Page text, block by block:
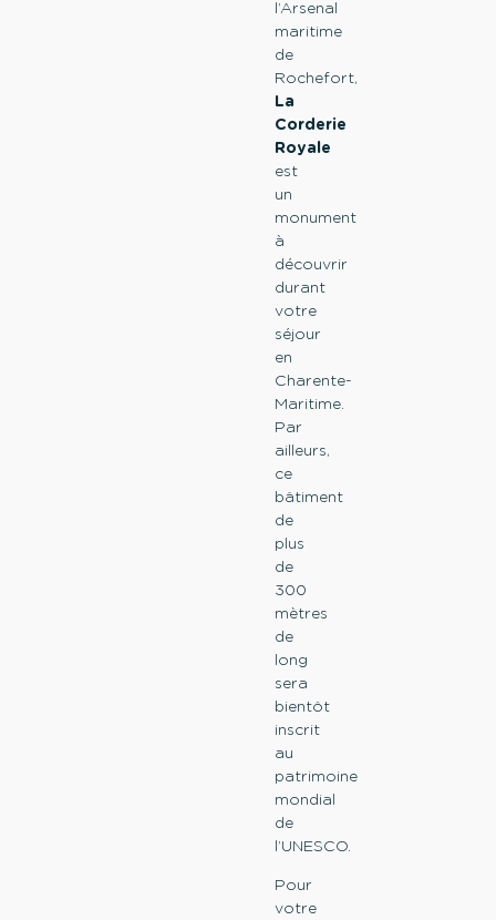
l’Arsenal
maritime
de
Rochefort,
La
Corderie
Royale
est
un
monument
à
découvrir
durant
votre
séjour
en
Charente-
Maritime.
Par
ailleurs,
ce
bâtiment
de
plus
de
300
mètres
de
long
sera
bientôt
inscrit
au
patrimoine
mondial
de
l’UNESCO.
Pour
votre